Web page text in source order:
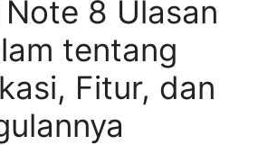
8 Ulasan
tentang
Fitur, dan